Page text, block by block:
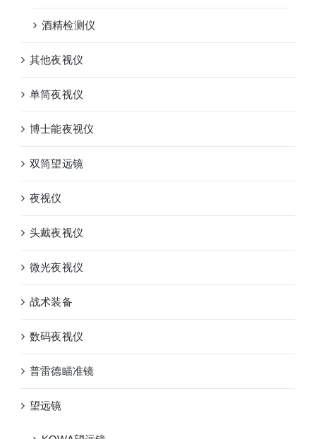
酒精检测仪
其他夜视仪
单筒夜视仪
博士能夜视仪
双筒望远镜
夜视仪
头戴夜视仪
微光夜视仪
战术装备
数码夜视仪
普雷德瞄准镜
望远镜